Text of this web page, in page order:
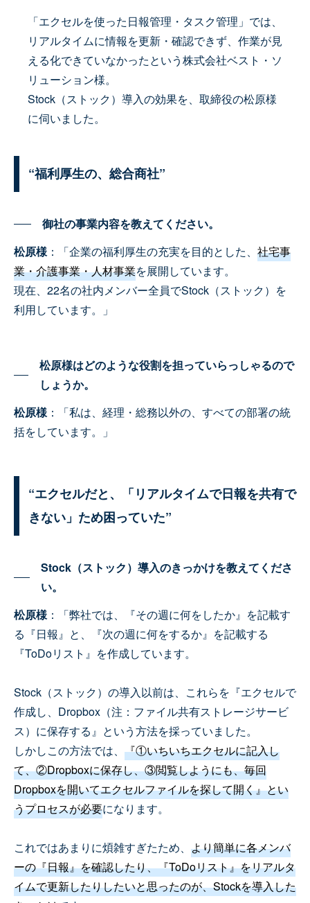
「エクセルを使った日報管理・タスク管理」では、
リアルタイムに情報を更新・確認できず、作業が見
える化できていなかったという株式会社ベスト・ソ
リューション様。
Stock（ストック）導入の効果を、取締役の松原様
に伺いました。
“福利厚生の、総合商社”
御社の事業内容を教えてください。
松原様：「企業の福利厚生の充実を目的とした、 社宅事
業・介護事業・人材事業を展開しています。
現在、22名の社内メンバー全員でStock（ストック）を
利用しています。」
松原様はどのような役割を担っていらっしゃるので
しょうか。
松原様：「私は、経理・総務以外の、すべての部署の統
括をしています。」
“エクセルだと、「リアルタイムで日報を共有で
きない」ため困っていた”
Stock（ストック）導入のきっかけを教えてくださ
い。
松原様：「弊社では、『その週に何をしたか』を記載す
る『日報』と、『次の週に何をするか』を記載する
『ToDoリスト』を作成しています。
Stock（ストック）の導入以前は、これらを『エクセルで
作成し、Dropbox（注：ファイル共有ストレージサービ
ス）に保存する』という方法を採っていました。
しかしこの方法では、 『①いちいちエクセルに記入し
て、②Dropboxに保存し、③閲覧しようにも、毎回
Dropboxを開いてエクセルファイルを探して開く』とい
うプロセスが必要になります。
これではあまりに煩雑すぎたため、 より簡単に各メンバ
ーの『日報』を確認したり、『ToDoリスト』をリアルタ
イムで更新したりしたいと思ったのが、Stockを導入した